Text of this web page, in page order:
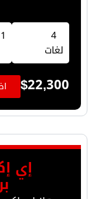
4
لغات
1 نظام
$22,300